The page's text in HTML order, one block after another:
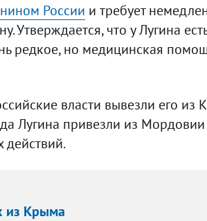
России и требует
Утверждается, что у Лугина
редкое, но медицинская
власти вывезли его из
Лугина привезли из Мордовии
из Крыма